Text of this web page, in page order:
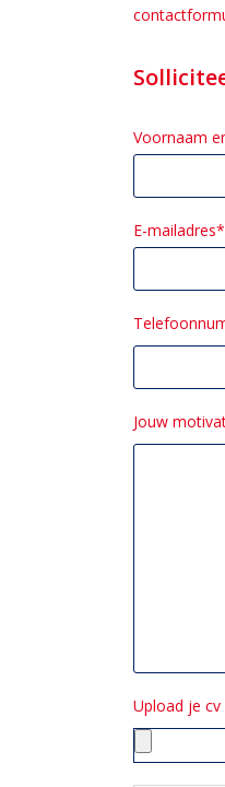
Voornaam
E-mailadres*
Jouw
Upload je